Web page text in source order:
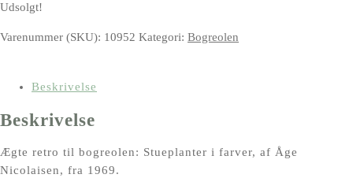
Udsolgt!
Varenummer (SKU): 10952 Kategori: Bogreolen
Beskrivelse
Beskrivelse
Ægte retro til bogreolen: Stueplanter i farver, af Åge
Nicolaisen, fra 1969.